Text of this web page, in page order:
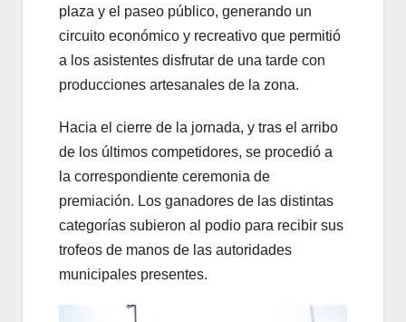
plaza y el paseo público, generando un
circuito económico y recreativo que permitió
a los asistentes disfrutar de una tarde con
producciones artesanales de la zona.
Hacia el cierre de la jornada, y tras el arribo
de los últimos competidores, se procedió a
la correspondiente ceremonia de
premiación. Los ganadores de las distintas
categorías subieron al podio para recibir sus
trofeos de manos de las autoridades
municipales presentes.